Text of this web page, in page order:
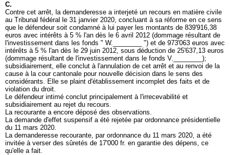
C.
Contre cet arrêt, la demanderesse a interjeté un recours en matière civile
au Tribunal fédéral le 31 janvier 2020, concluant à sa réforme en ce sens
que le défendeur soit condamné à lui payer les montants de 839'916,38
euros avec intérêts à 5 % l'an dès le 6 avril 2012 (dommage résultant de
l'investissement dans les fonds " W.________ ") et de 973'063 euros avec
intérêts à 5 % l'an dès le 29 juin 2012, sous déduction de 25'637,13 euros
(dommage résultant de l'investissement dans le fonds V.________);
subsidiairement, elle conclut à l'annulation de cet arrêt et au renvoi de la
cause à la cour cantonale pour nouvelle décision dans le sens des
considérants. Elle se plaint d'établissement incomplet des faits et de
violation du droit.
Le défendeur intimé conclut principalement à l'irrecevabilité et
subsidiairement au rejet du recours.
La recourante a encore déposé des observations.
La demande d'effet suspensif a été rejetée par ordonnance présidentielle
du 11 mars 2020.
La demanderesse recourante, par ordonnance du 11 mars 2020, a été
invitée à verser des sûretés de 17'000 fr. en garantie des dépens, ce
qu'elle a fait.